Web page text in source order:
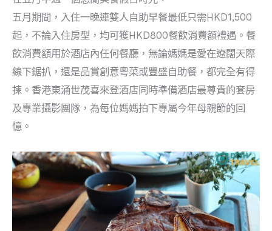
五月期間，入住一晚連雙人自助早餐最低只需HKD1,500
起，不論入住房型，均可獲HKD800餐飲消費額禮遇。餐
飲消費額用於酒店內任何餐廳，無論媽媽是愛在遼闊天際
線下鋸扒，還是品賞創意粵菜或豐盛自助餐，都完全有得
揀。香港東涌世茂喜來登酒店同時準備酒店最尊貴的套房
及專業攝影團隊，為每位媽媽拍下專屬今年母親節的回
憶。